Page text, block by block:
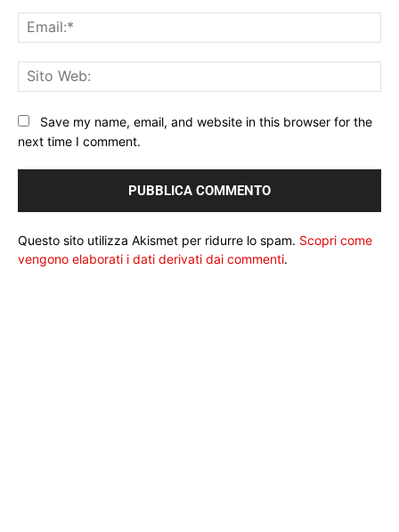
Save my name, email, and website in this browser for the
next time I comment.
Questo sito utilizza Akismet per ridurre lo spam. Scopri come
vengono elaborati i dati derivati dai commenti.